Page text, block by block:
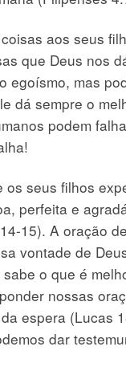
aos seus
que Deus nos
egoísmo, mas
dá sempre o
podem
os seus filhos
perfeita e
15). A oração
vontade de
o que é
nossas
espera (Lucas
dar